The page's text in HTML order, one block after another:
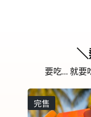
要吃... 就要
完售